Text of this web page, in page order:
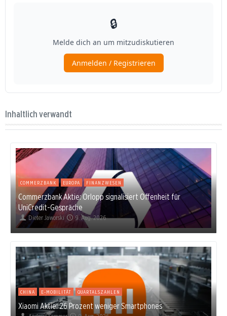
Inhaltlich verwandt
COMMERZBANK EUROPA FINANZWESEN
Commerzbank Aktie: Orlopp signalisiert Offenheit für
UniCredit-Gespräche
Dieter Jaworski 9. Aug. 2026
CHINA E-MOBILITÄT QUARTALSZAHLEN
Xiaomi Aktie: 26 Prozent weniger Smartphones